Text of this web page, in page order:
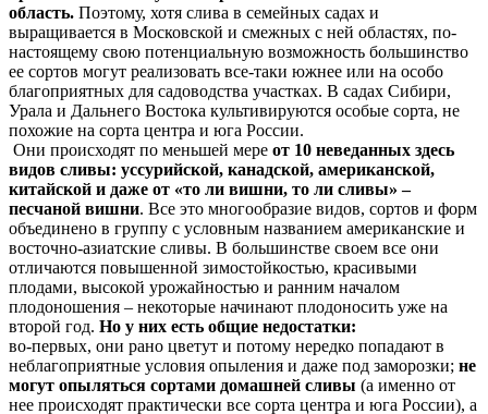
область. Поэтому, хотя слива в семейных садах и
выращивается в Московской и смежных с ней областях, по-
настоящему свою потенциальную возможность большинство
ее сортов могут реализовать все-таки южнее или на особо
благоприятных для садоводства участках. В садах Сибири,
Урала и Дальнего Востока культивируются особые сорта, не
похожие на сорта центра и юга России.
Они происходят по меньшей мере от 10 неведанных здесь
видов сливы: уссурийской, канадской, американской,
китайской и даже от «то ли вишни, то ли сливы» –
песчаной вишни. Все это многообразие видов, сортов и форм
объединено в группу с условным названием американские и
восточно-азиатские сливы. В большинстве своем все они
отличаются повышенной зимостойкостью, красивыми
плодами, высокой урожайностью и ранним началом
плодоношения – некоторые начинают плодоносить уже на
второй год. Но у них есть общие недостатки:
во-первых, они рано цветут и потому нередко попадают в
неблагоприятные условия опыления и даже под заморозки; не
могут опыляться сортами домашней сливы (а именно от
нее происходят практически все сорта центра и юга России), а